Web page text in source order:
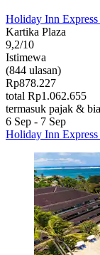
Holiday Inn
Kartika Plaza
9,2/10
Istimewa
(844 ulasan)
Rp878.227
total Rp1.062.655
termasuk pajak &
6 Sep - 7 Sep
Holiday Inn